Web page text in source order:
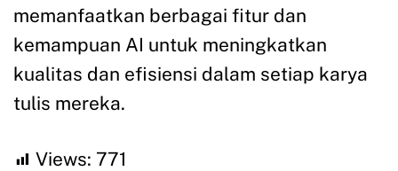
memanfaatkan berbagai fitur dan
kemampuan AI untuk meningkatkan
kualitas dan efisiensi dalam setiap karya
tulis mereka.
Views: 771